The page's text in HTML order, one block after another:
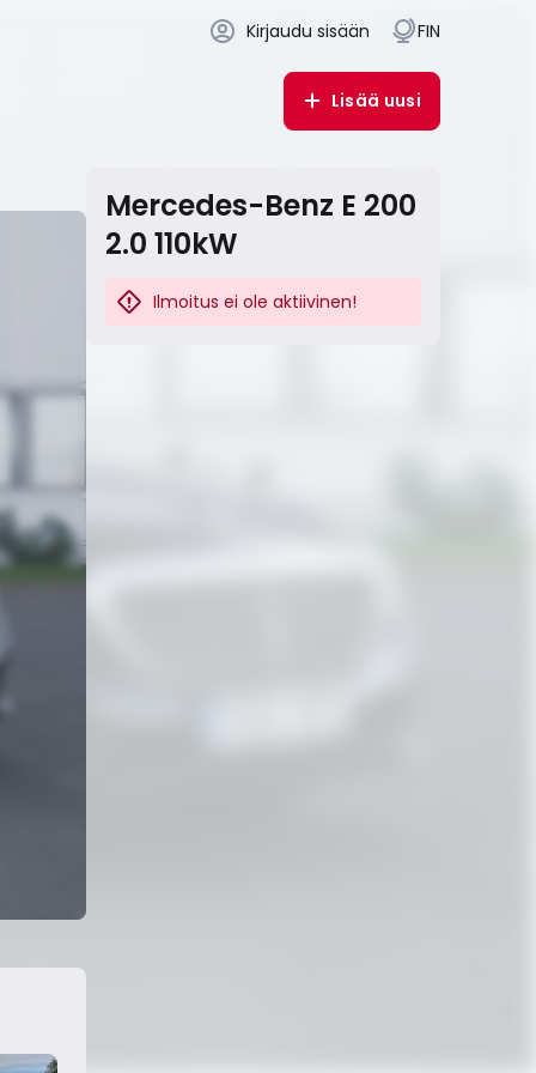
Kirjaudu sisään FIN
Lisää uusi
Mercedes-Benz E 200
2.0 110kW
Ilmoitus ei ole aktiivinen!